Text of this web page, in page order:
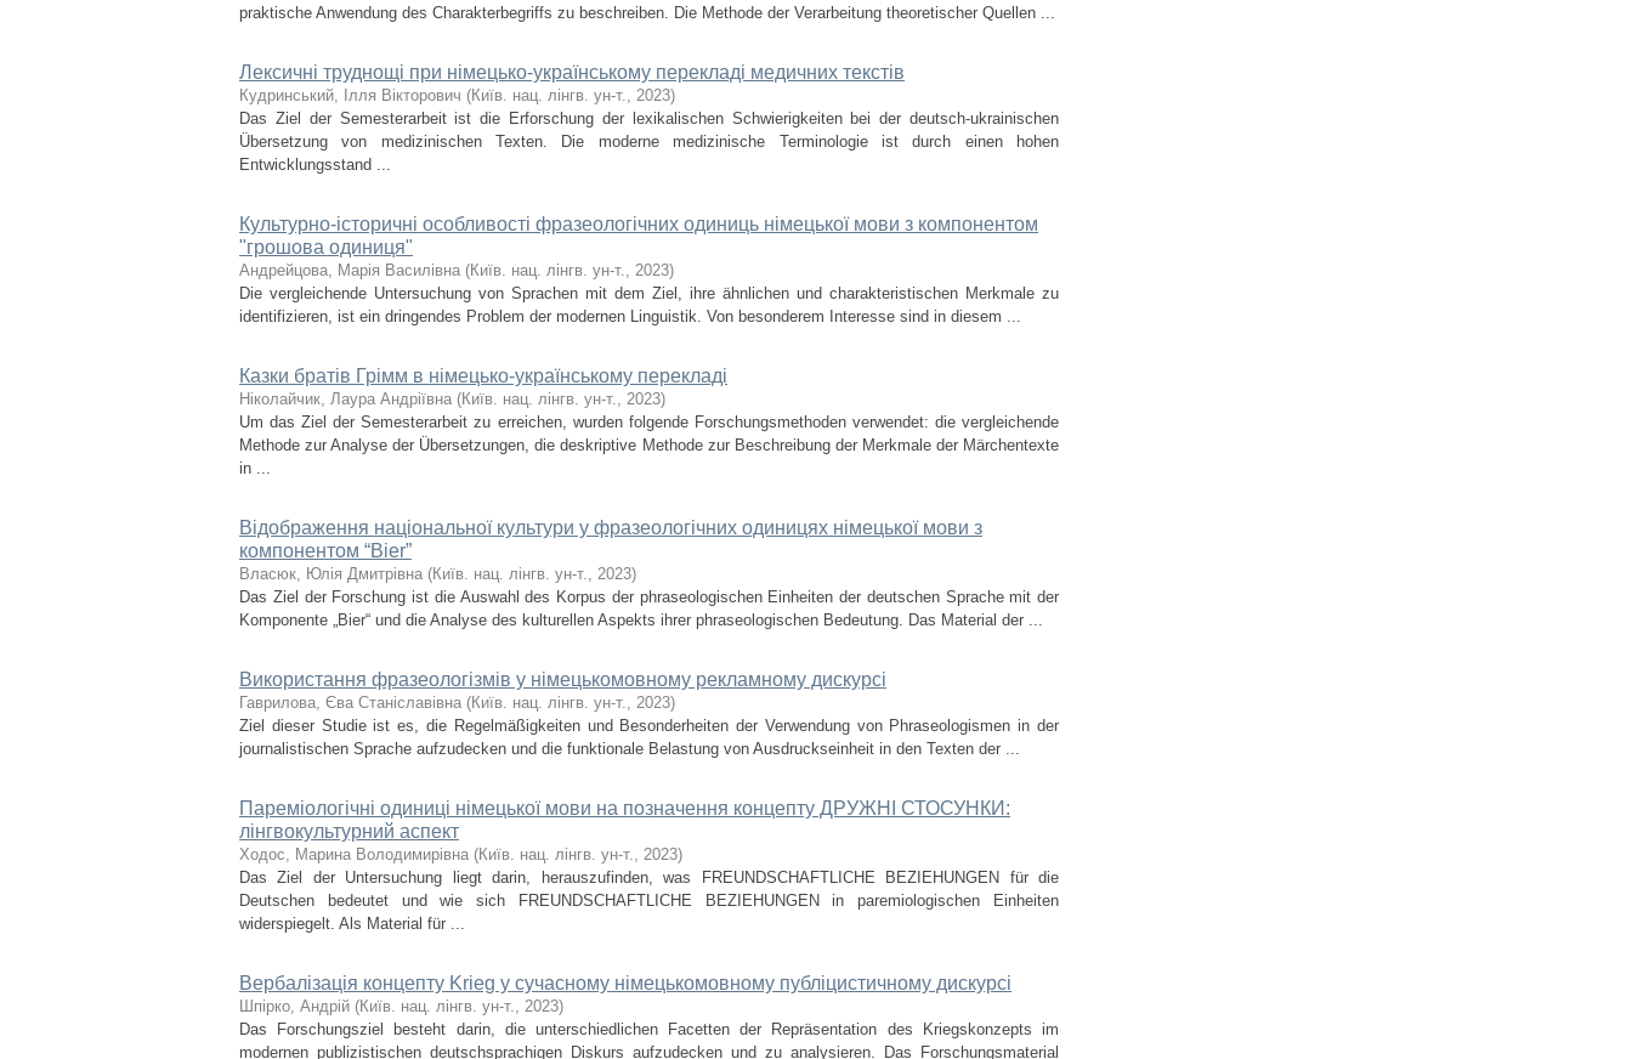
praktische Anwendung des Charakterbegriffs zu beschreiben. Die Methode der Verarbeitung theoretischer Quellen ...
Лексичні труднощі при німецько-українському перекладі медичних текстів
Кудринський, Ілля Вікторович (Київ. нац. лінгв. ун-т., 2023)
Das Ziel der Semesterarbeit ist die Erforschung der lexikalischen Schwierigkeiten bei der deutsch-ukrainischen
Übersetzung von medizinischen Texten. Die moderne medizinische Terminologie ist durch einen hohen
Entwicklungsstand ...
Культурно-історичні особливості фразеологічних одиниць німецької мови з компонентом
"грошова одиниця"
Андрейцова, Марія Василівна (Київ. нац. лінгв. ун-т., 2023)
Die vergleichende Untersuchung von Sprachen mit dem Ziel, ihre ähnlichen und charakteristischen Merkmale zu
identifizieren, ist ein dringendes Problem der modernen Linguistik. Von besonderem Interesse sind in diesem ...
Казки братів Грімм в німецько-українському перекладі
Ніколайчик, Лаура Андріївна (Київ. нац. лінгв. ун-т., 2023)
Um das Ziel der Semesterarbeit zu erreichen, wurden folgende Forschungsmethoden verwendet: die vergleichende
Methode zur Analyse der Übersetzungen, die deskriptive Methode zur Beschreibung der Merkmale der Märchentexte
in ...
Відображення національної культури у фразеологічних одиницях німецької мови з
компонентом “Bier”
Власюк, Юлія Дмитрівна (Київ. нац. лінгв. ун-т., 2023)
Das Ziel der Forschung ist die Auswahl des Korpus der phraseologischen Einheiten der deutschen Sprache mit der
Komponente „Bier“ und die Analyse des kulturellen Aspekts ihrer phraseologischen Bedeutung. Das Material der ...
Використання фразеологізмів у німецькомовному рекламному дискурсі
Гаврилова, Єва Станіславівна (Київ. нац. лінгв. ун-т., 2023)
Ziel dieser Studie ist es, die Regelmäßigkeiten und Besonderheiten der Verwendung von Phraseologismen in der
journalistischen Sprache aufzudecken und die funktionale Belastung von Ausdruckseinheit in den Texten der ...
Пареміологічні одиниці німецької мови на позначення концепту ДРУЖНІ СТОСУНКИ:
лінгвокультурний аспект
Ходос, Марина Володимирівна (Київ. нац. лінгв. ун-т., 2023)
Das Ziel der Untersuchung liegt darin, herauszufinden, was FREUNDSCHAFTLICHE BEZIEHUNGEN für die
Deutschen bedeutet und wie sich FREUNDSCHAFTLICHE BEZIEHUNGEN in paremiologischen Einheiten
widerspiegelt. Als Material für ...
Вербалізація концепту Krieg у сучасному німецькомовному публіцистичному дискурсі
Шпірко, Андрій (Київ. нац. лінгв. ун-т., 2023)
Das Forschungsziel besteht darin, die unterschiedlichen Facetten der Repräsentation des Kriegskonzepts im
modernen publizistischen deutschsprachigen Diskurs aufzudecken und zu analysieren. Das Forschungsmaterial